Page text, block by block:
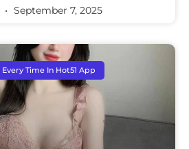
September 7, 2025
Time In Hot51 App